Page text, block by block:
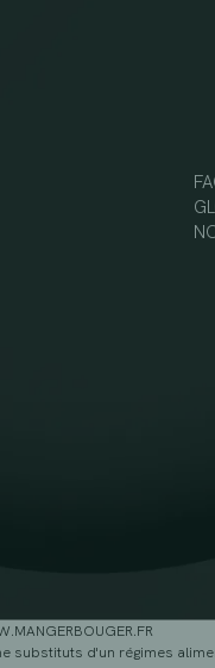
substituts d'un régimes